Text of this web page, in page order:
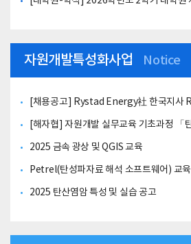
자원개발특성화사업 Notice
2025 금속 광상 및 QGIS 교육
Petrel(탄성파자료 해석 소프트웨어) 교육
2025 탄산염암 특성 및 실습 공고